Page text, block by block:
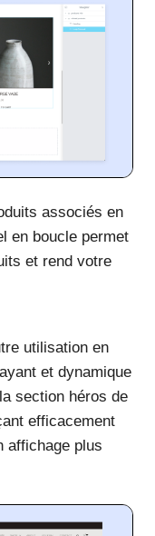
associés en
en boucle permet
et rend votre
utilisation en
et dynamique
section héros de
efficacement
affichage plus